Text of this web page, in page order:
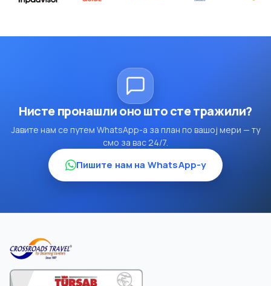
Нисте пронашли оно што сте тражили?
Јавите нам се путем WhatsApp-а за план по вашој мери — ту
смо за вас 24/7.
Пишите нам на WhatsApp-у